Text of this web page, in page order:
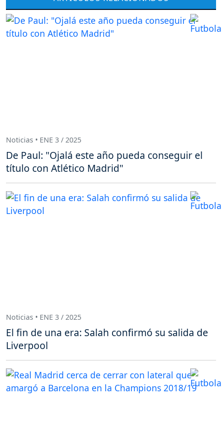
Noticias • ENE 3 / 2025
De Paul: "Ojalá este año pueda conseguir el
título con Atlético Madrid"
Noticias • ENE 3 / 2025
El fin de una era: Salah confirmó su salida de
Liverpool